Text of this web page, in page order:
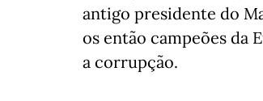
antigo presidente do
os então campeões da
a corrupção.